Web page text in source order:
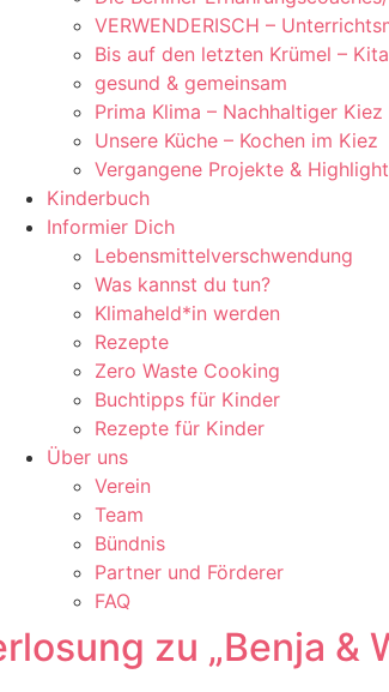
VERWENDERISCH –
Bis auf den letzten Krümel –
gesund & gemeinsam
Prima Klima – Nachhaltiger Kiez
Unsere Küche – Kochen im Kiez
Vergangene Projekte &
Kinderbuch
Informier Dich
Lebensmittelverschwendung
Was kannst du tun?
Klimaheld*in werden
Rezepte
Zero Waste Cooking
Buchtipps für Kinder
Rezepte für Kinder
Über uns
Verein
Team
Bündnis
Partner und Förderer
FAQ
zu „Benja &